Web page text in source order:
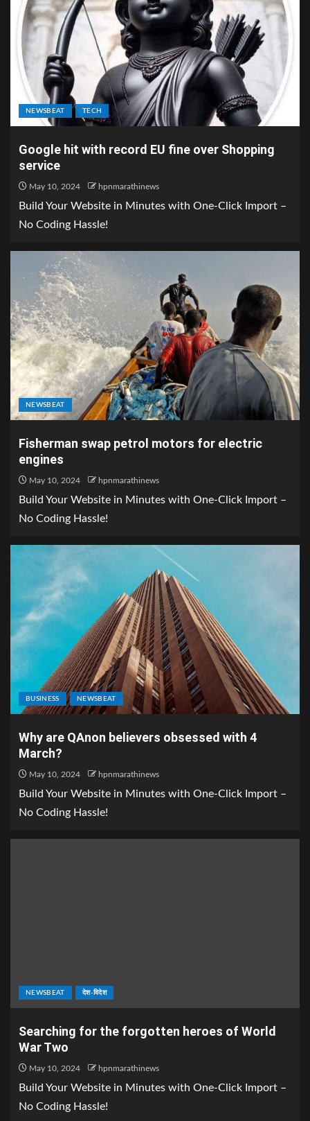
NEWSBEAT TECH
Google hit with record EU fine over Shopping
service
May 10, 2024 hpnmarathinews
Build Your Website in Minutes with One-Click Import –
No Coding Hassle!
NEWSBEAT
Fisherman swap petrol motors for electric
engines
May 10, 2024 hpnmarathinews
Build Your Website in Minutes with One-Click Import –
No Coding Hassle!
BUSINESS NEWSBEAT
Why are QAnon believers obsessed with 4
March?
May 10, 2024 hpnmarathinews
Build Your Website in Minutes with One-Click Import –
No Coding Hassle!
NEWSBEAT देश-विदेश
Searching for the forgotten heroes of World
War Two
May 10, 2024 hpnmarathinews
Build Your Website in Minutes with One-Click Import –
No Coding Hassle!